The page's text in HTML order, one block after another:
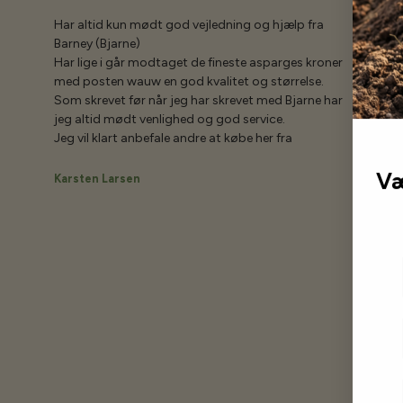
Har altid kun mødt god vejledning og hjælp fra
Barney (Bjarne)
Har lige i går modtaget de fineste asparges kroner
med posten wauw en god kvalitet og størrelse.
Som skrevet før når jeg har skrevet med Bjarne har
jeg altid mødt venlighed og god service.
Jeg vil klart anbefale andre at købe her fra
Karsten Larsen